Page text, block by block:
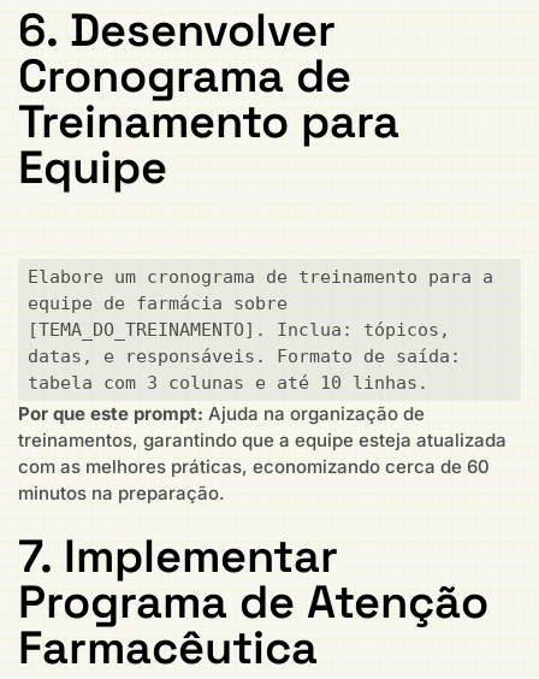
6. Desenvolver
Cronograma de
Treinamento para
Equipe
Elabore um cronograma de treinamento para a
equipe de farmácia sobre
[TEMA_DO_TREINAMENTO]. Inclua: tópicos,
datas, e responsáveis. Formato de saída:
tabela com 3 colunas e até 10 linhas.
Por que este prompt: Ajuda na organização de
treinamentos, garantindo que a equipe esteja atualizada
com as melhores práticas, economizando cerca de 60
minutos na preparação.
7. Implementar
Programa de Atenção
Farmacêutica